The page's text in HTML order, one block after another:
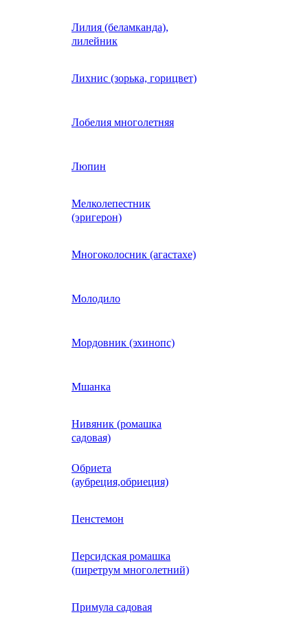
Иберис однолетний
Ипомея (фарбитис)
Календула
Капуста декоративная
Кларкия
Клещевина
Клеома
Кобея
Коллинзия
Колеус
Кореопсис
Космос (Космея)
Кохия
Краспедия
Лилия (беламканда),
лилейник
Лихнис (зорька, горицвет)
Лобелия многолетняя
Люпин
Мелколепестник
(эригерон)
Многоколосник (агастахе)
Молодило
Мордовник (эхинопс)
Мшанка
Нивяник (ромашка
садовая)
Обриета
(аубреция,обриеция)
Пенстемон
Персидская ромашка
(пиретрум многолетний)
Примула садовая